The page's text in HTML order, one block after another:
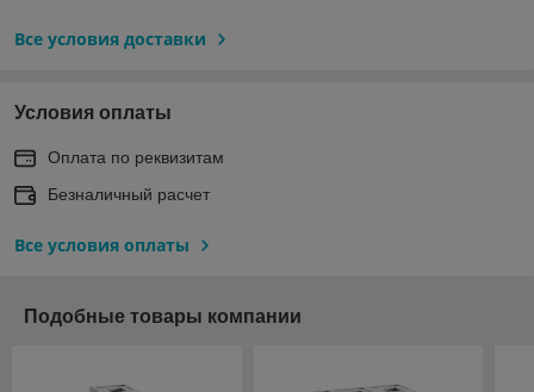
Все условия доставки
Условия оплаты
Оплата по реквизитам
Безналичный расчет
Все условия оплаты
Подобные товары компании